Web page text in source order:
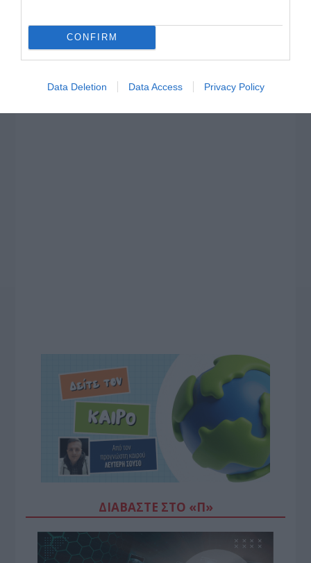
CONFIRM
Data Deletion Data Access Privacy Policy
ΔΙΑΒΆΣΤΕ ΣΤΟ «Π»